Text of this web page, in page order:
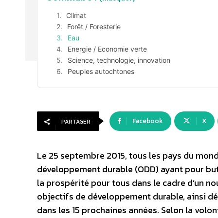
Climat
Forêt / Foresterie
Eau
Energie / Economie verte
Science, technologie, innovation
Peuples autochtones
PARTAGER Facebook X
Le 25 septembre 2015, tous les pays du
développement durable (ODD) ayant pour
la prospérité pour tous dans le cadre d’un
objectifs de développement durable, ainsi
dans les 15 prochaines années. Selon la